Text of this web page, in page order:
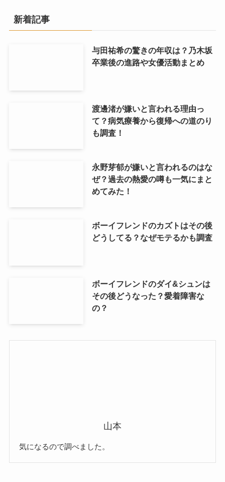
新着記事
与田祐希の驚きの年収は？乃木坂
卒業後の進路や女優活動まとめ
渡邊渚が嫌いと言われる理由っ
て？病気療養から復帰への道のり
も調査！
永野芽郁が嫌いと言われるのはな
ぜ？過去の熱愛の噂も一気にまと
めてみた！
ボーイフレンドのカズトはその後
どうしてる？なぜモテるかも調査
ボーイフレンドのダイ&シュンは
その後どうなった？愛着障害な
の？
山本
気になるので調べました。